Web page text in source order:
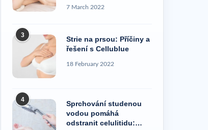
7 March 2022
3
Strie na prsou: Příčiny a
řešení s Cellublue
18 February 2022
4
Sprchování studenou
vodou pomáhá
odstranit celulitidu: